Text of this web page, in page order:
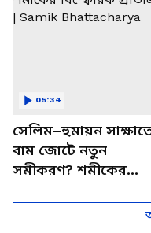
সেলিম–হুমায়ন
বাম জোটে নতুন
সমীকরণ? শমীকের
Samik Bhattacharya
05:34